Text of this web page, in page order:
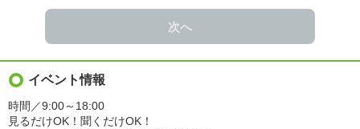
次へ
イベント情報
時間／9:00～18:00
見るだけOK！聞くだけOK！